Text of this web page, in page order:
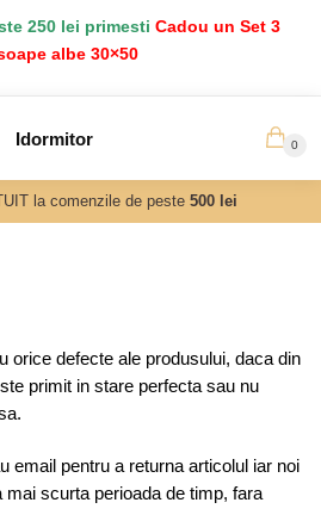
250 lei primesti Cadou un Set 3
albe 30×50
Idormitor 0
la comenzile de peste500 lei
orice defecte ale produsului, daca din
primit in stare perfecta sau nu
email pentru a returna articolul iar noi
scurta perioada de timp, fara